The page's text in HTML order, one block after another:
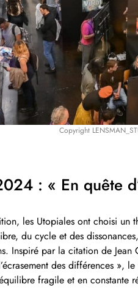
Copyright
: « En quête
les Utopiales ont choisi un
du cycle et des
Inspiré par la citation de Jean
des différences »,
fragile et en constante